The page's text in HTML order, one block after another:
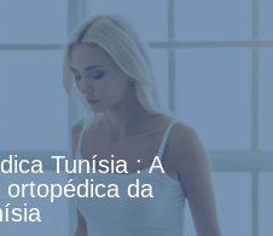
Tunísia : A
da